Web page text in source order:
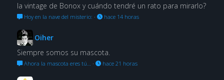
la vintage de Bonox y cuándo tendré un rato para mirarlo?
Hoy en la nave del misterio: · hace 14 horas
Oiher
Siempre somos su mascota.
Ahora la mascota eres tú… · hace 21 horas